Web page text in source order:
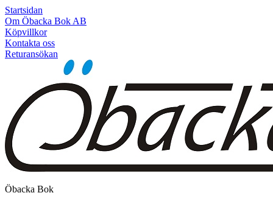
Startsidan
Om Öbacka Bok AB
Köpvillkor
Kontakta oss
Returansökan
Öbacka Bok